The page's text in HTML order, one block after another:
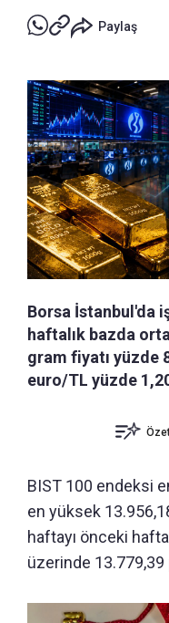
Paylaş
Borsa İstanbul'da
haftalık bazda
gram fiyatı yüzde
euro/TL yüzde
BIST 100 endeksi
en yüksek
haftayı önceki hafta
üzerinde 13.779,39